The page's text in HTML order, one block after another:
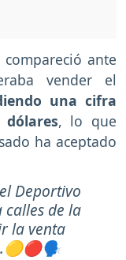
ante
vender el
una cifra
, lo que
ha aceptado
Deportivo
calles de la
la venta